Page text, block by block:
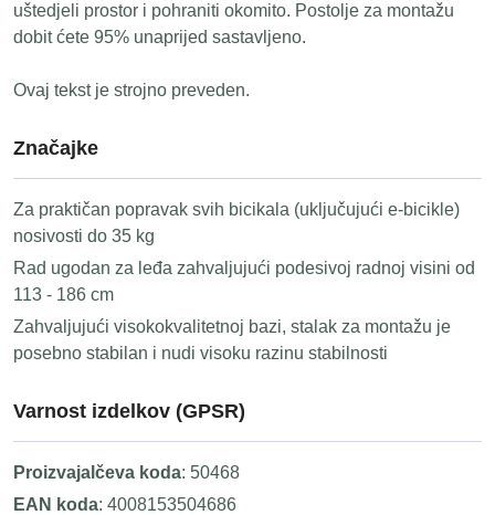
uštedjeli prostor i pohraniti okomito. Postolje za montažu
dobit ćete 95% unaprijed sastavljeno.
Ovaj tekst je strojno preveden.
Značajke
Za praktičan popravak svih bicikala (uključujući e-bicikle)
nosivosti do 35 kg
Rad ugodan za leđa zahvaljujući podesivoj radnoj visini od
113 - 186 cm
Zahvaljujući visokokvalitetnoj bazi, stalak za montažu je
posebno stabilan i nudi visoku razinu stabilnosti
Varnost izdelkov (GPSR)
Proizvajalčeva koda: 50468
EAN koda: 4008153504686